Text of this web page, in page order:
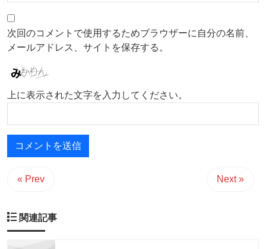
次回のコメントで使用するためブラウザーに自分の名前、
メールアドレス、サイトを保存する。
上に表示された文字を入力してください。
« Prev Next »
関連記事